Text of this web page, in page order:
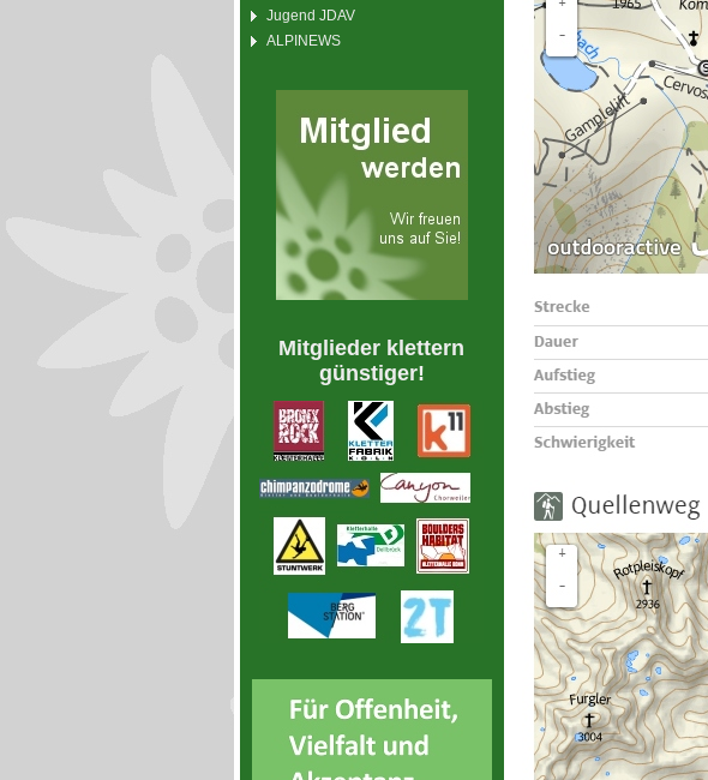
Jugend JDAV
ALPINEWS
Mitglieder klettern
günstiger!